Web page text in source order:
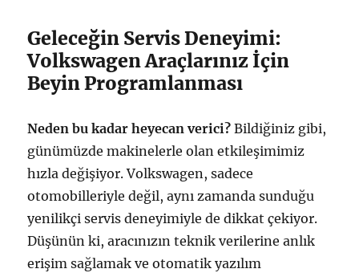
Geleceğin Servis Deneyimi:
Volkswagen Araçlarınız İçin
Beyin Programlanması
Neden bu kadar heyecan verici? Bildiğiniz gibi,
günümüzde makinelerle olan etkileşimimiz
hızla değişiyor. Volkswagen, sadece
otomobilleriyle değil, aynı zamanda sunduğu
yenilikçi servis deneyimiyle de dikkat çekiyor.
Düşünün ki, aracınızın teknik verilerine anlık
erişim sağlamak ve otomatik yazılım